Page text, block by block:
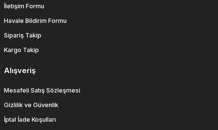
İletişim Formu
Havale Bildirim Formu
Sipariş Takip
Kargo Takip
Alışveriş
Mesafeli Satış Sözleşmesi
Gizlilik ve Güvenlik
İptal İade Koşulları